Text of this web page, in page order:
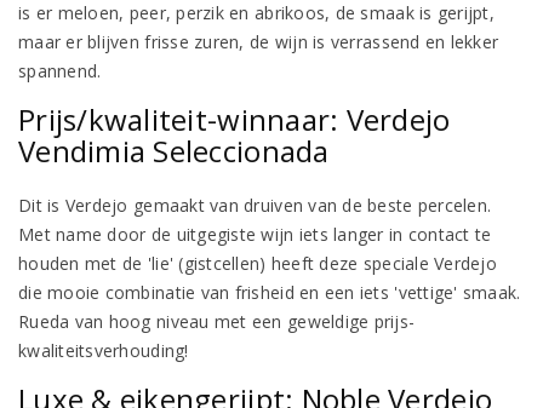
is er meloen, peer, perzik en abrikoos, de smaak is gerijpt,
maar er blijven frisse zuren, de wijn is verrassend en lekker
spannend.
Prijs/kwaliteit-winnaar: Verdejo
Vendimia Seleccionada
Dit is Verdejo gemaakt van druiven van de beste percelen.
Met name door de uitgegiste wijn iets langer in contact te
houden met de 'lie' (gistcellen) heeft deze speciale Verdejo
die mooie combinatie van frisheid en een iets 'vettige' smaak.
Rueda van hoog niveau met een geweldige prijs-
kwaliteitsverhouding!
Luxe & eikengerijpt: Noble Verdejo